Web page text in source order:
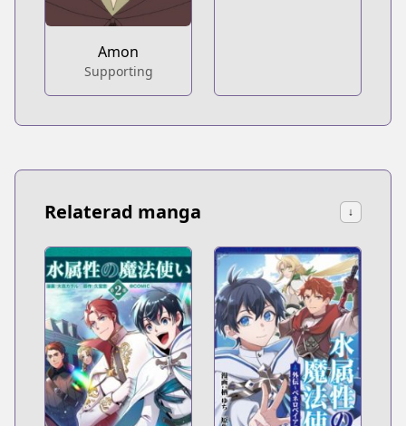
Amon
Supporting
Relaterad manga ↓